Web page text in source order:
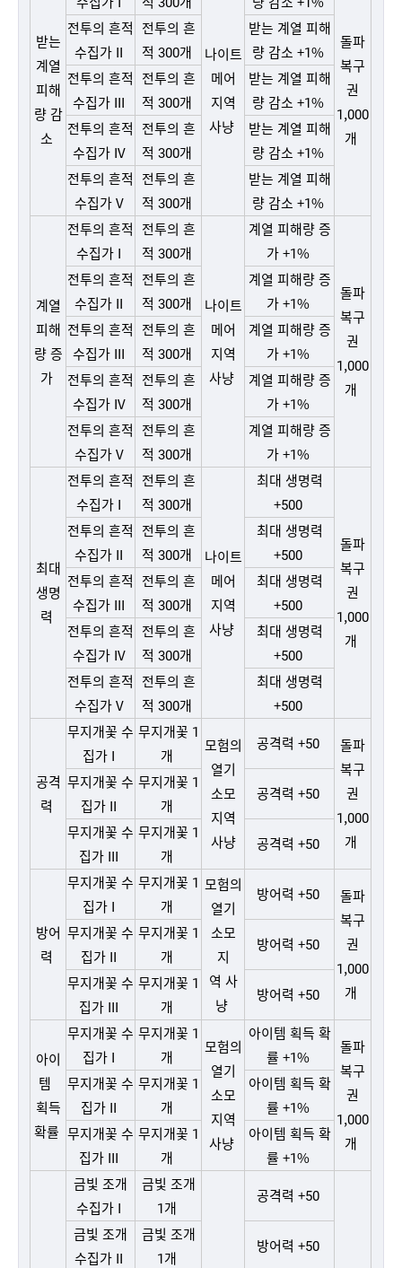
받는
계열
피해
량 감
소
나이트
메어
지역
사냥
돌파
복구
권
1,000
개
전투의 흔적
수집가 II
전투의 흔
적 300개
받는 계열 피해
량 감소 +1%
전투의 흔적
수집가 III
전투의 흔
적 300개
받는 계열 피해
량 감소 +1%
전투의 흔적
수집가 IV
전투의 흔
적 300개
받는 계열 피해
량 감소 +1%
전투의 흔적
수집가 V
전투의 흔
적 300개
받는 계열 피해
량 감소 +1%
계열
피해
량 증
가
전투의 흔적
수집가 I
전투의 흔
적 300개
나이트
메어
지역
사냥
계열 피해량 증
가 +1%
돌파
복구
권
1,000
개
전투의 흔적
수집가 II
전투의 흔
적 300개
계열 피해량 증
가 +1%
전투의 흔적
수집가 III
전투의 흔
적 300개
계열 피해량 증
가 +1%
전투의 흔적
수집가 IV
전투의 흔
적 300개
계열 피해량 증
가 +1%
전투의 흔적
수집가 V
전투의 흔
적 300개
계열 피해량 증
가 +1%
최대
생명
력
전투의 흔적
수집가 I
전투의 흔
적 300개
나이트
메어
지역
사냥
최대 생명력
+500
돌파
복구
권
1,000
개
전투의 흔적
수집가 II
전투의 흔
적 300개
최대 생명력
+500
전투의 흔적
수집가 III
전투의 흔
적 300개
최대 생명력
+500
전투의 흔적
수집가 IV
전투의 흔
적 300개
최대 생명력
+500
전투의 흔적
수집가 V
전투의 흔
적 300개
최대 생명력
+500
공격
력
무지개꽃 수
집가 I
무지개꽃 1
개
모험의
열기
소모
지역
사냥
공격력 +50
돌파
복구
권
1,000
개
무지개꽃 수
집가 II
무지개꽃 1
개
공격력 +50
무지개꽃 수
집가 III
무지개꽃 1
개
공격력 +50
방어
력
무지개꽃 수
집가 I
무지개꽃 1
개
모험의
열기
소모
지
역 사
냥
방어력 +50
돌파
복구
권
1,000
개
무지개꽃 수
집가 II
무지개꽃 1
개
방어력 +50
무지개꽃 수
집가 III
무지개꽃 1
개
방어력 +50
아이
템
획득
확률
무지개꽃 수
집가 I
무지개꽃 1
개
모험의
열기
소모
지역
사냥
아이템 획득 확
률 +1%
돌파
복구
권
1,000
개
무지개꽃 수
집가 II
무지개꽃 1
개
아이템 획득 확
률 +1%
무지개꽃 수
집가 III
무지개꽃 1
개
아이템 획득 확
률 +1%
금빛 조개
수집가 I
금빛 조개
1개
공격력 +50
금빛 조개
수집가 II
금빛 조개
1개
방어력 +50